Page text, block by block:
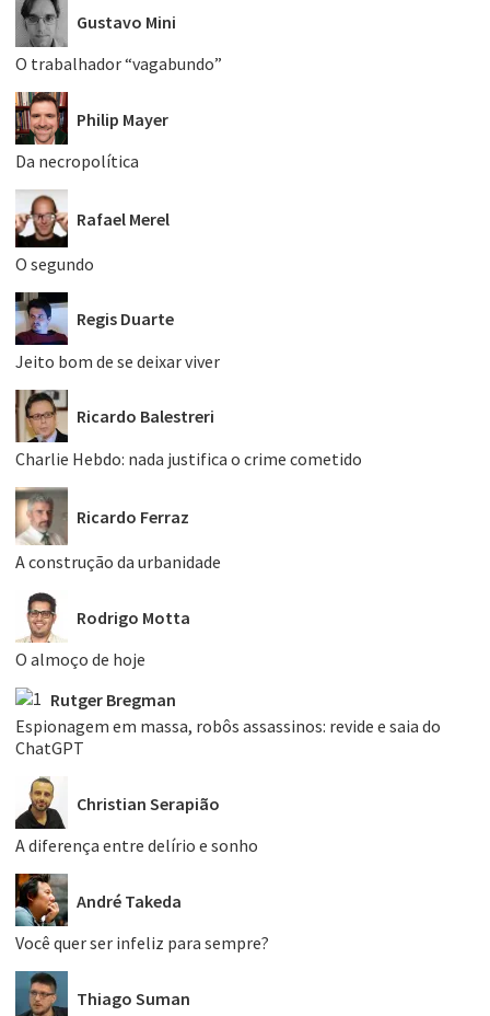
Gustavo Mini
O trabalhador “vagabundo”
Philip Mayer
Da necropolítica
Rafael Merel
O segundo
Regis Duarte
Jeito bom de se deixar viver
Ricardo Balestreri
Charlie Hebdo: nada justifica o crime cometido
Ricardo Ferraz
A construção da urbanidade
Rodrigo Motta
O almoço de hoje
Rutger Bregman
Espionagem em massa, robôs assassinos: revide e saia do
ChatGPT
Christian Serapião
A diferença entre delírio e sonho
André Takeda
Você quer ser infeliz para sempre?
Thiago Suman